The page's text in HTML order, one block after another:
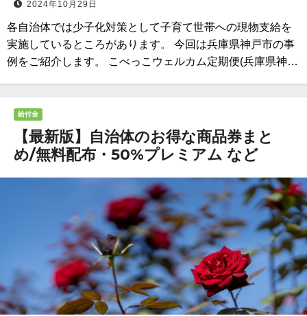
2024年10月29日
各自治体では少子化対策として子育て世帯への現物支給を
実施しているところがあります。 今回は兵庫県神戸市の事
例をご紹介します。 こべっこウェルカム定期便(兵庫県神…
給付金
【最新版】自治体のお得な商品券まと
め/無料配布・50%プレミアム など